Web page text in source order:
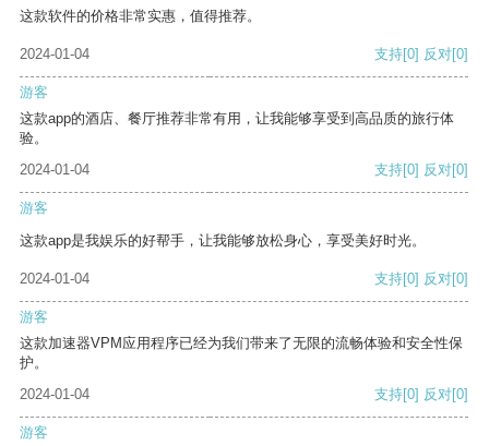
这款软件的价格非常实惠，值得推荐。
2024-01-04 支持[0] 反对[0]
游客
这款app的酒店、餐厅推荐非常有用，让我能够享受到高品质的旅行体
验。
2024-01-04
支持[0] 反对[0]
游客
这款app是我娱乐的好帮手，让我能够放松身心，享受美好时光。
2024-01-04 支持[0] 反对[0]
游客
这款加速器VPM应用程序已经为我们带来了无限的流畅体验和安全性保
护。
2024-01-04
支持[0] 反对[0]
游客